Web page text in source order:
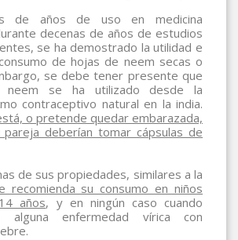
de años de uso en medicina
decenas de años de estudios
se ha demostrado la utilidad e
de hojas de neem secas o
se debe tener presente que
se ha utilizado desde la
contraceptivo natural en la india.
o pretende quedar embarazada,
deberían tomar cápsulas de
de sus propiedades, similares a la
recomienda su consumo en niños
años, y en ningún caso cuando
alguna enfermedad vírica con